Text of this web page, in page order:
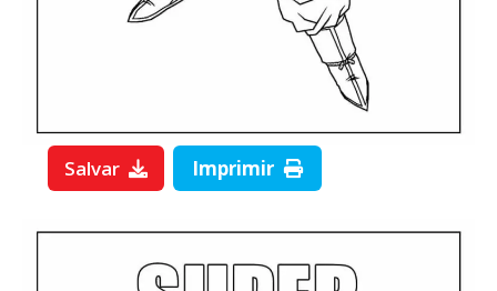
Salvar Imprimir